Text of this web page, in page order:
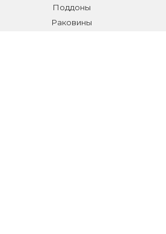
Поддоны
Раковины